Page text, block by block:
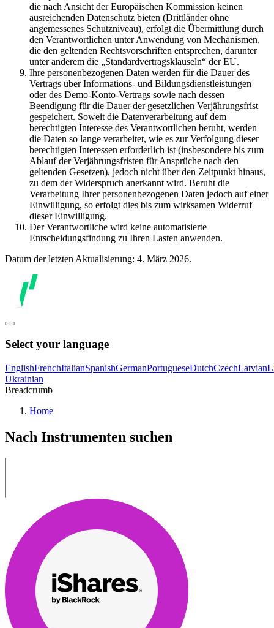
die nach Ansicht der Europäischen Kommission keinen
ausreichenden Datenschutz bieten (Drittländer ohne
angemessenes Schutzniveau), erfolgt die Übermittlung durch
den Verantwortlichen unter Anwendung von Mechanismen,
die den geltenden Rechtsvorschriften entsprechen, darunter
unter anderem die „Standardvertragsklauseln“ der EU.
Ihre personenbezogenen Daten werden für die Dauer des
Vertrags über Informations- und Bildungsdienstleistungen
oder des Demo-Konto-Vertrags sowie nach dessen
Beendigung für die Dauer der gesetzlichen Verjährungsfrist
gespeichert. Soweit die Datenverarbeitung auf dem
berechtigten Interesse des Verantwortlichen beruht, werden
die Daten so lange verarbeitet, wie es zur Verfolgung dieser
berechtigten Interessen erforderlich ist (insbesondere bis zum
Ablauf der Verjährungsfristen für Ansprüche nach den
geltenden Gesetzen), jedoch nicht über den Zeitpunkt hinaus,
zu dem der Widerspruch anerkannt wird. Beruht die
Verarbeitung Ihrer personenbezogenen Daten jedoch auf einer
Einwilligung, so erfolgt dies bis zum wirksamen Widerruf
dieser Einwilligung.
Der Verantwortliche wird keine automatisierte
Entscheidungsfindung zu Ihren Lasten anwenden.
Datum der letzten Aktualisierung: 4. März 2026.
Select your language
EnglishFrenchItalianSpanishGermanPortugueseDutchCzechLatvian
Ukrainian
Breadcrumb
Home
Nach Instrumenten suchen